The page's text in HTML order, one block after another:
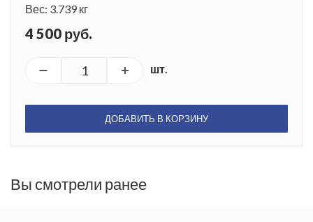
Вес: 3.739 кг
4 500 руб.
шт.
ДОБАВИТЬ В КОРЗИНУ
Вы смотрели ранее